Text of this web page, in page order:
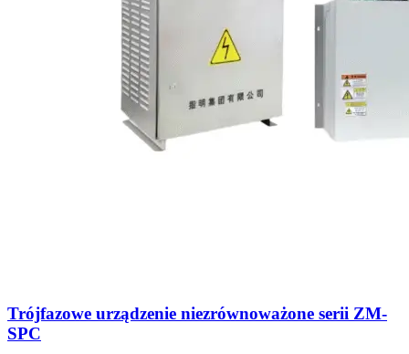
Trójfazowe urządzenie niezrównoważone serii ZM-
SPC